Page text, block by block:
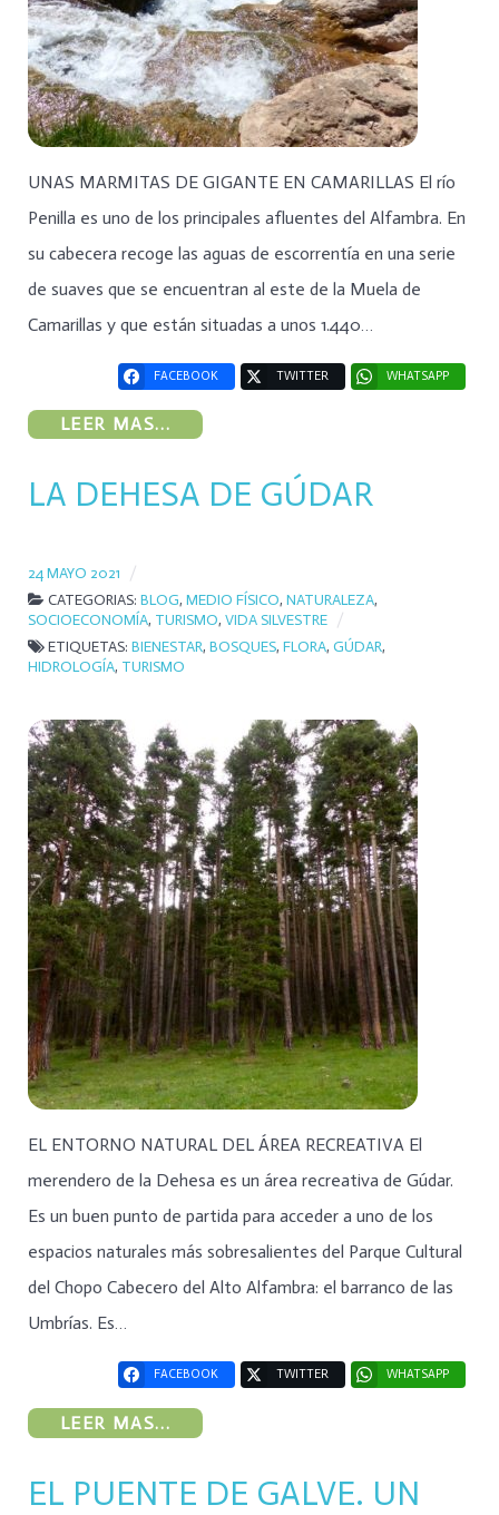
UNAS MARMITAS DE GIGANTE EN CAMARILLAS El río
Penilla es uno de los principales afluentes del Alfambra. En
su cabecera recoge las aguas de escorrentía en una serie
de suaves que se encuentran al este de la Muela de
Camarillas y que están situadas a unos 1.440…
FACEBOOK TWITTER WHATSAPP
LEER MAS...
LA DEHESA DE GÚDAR
24 MAYO 2021
CATEGORIAS: BLOG, MEDIO FÍSICO, NATURALEZA,
SOCIOECONOMÍA, TURISMO, VIDA SILVESTRE
ETIQUETAS: BIENESTAR, BOSQUES, FLORA, GÚDAR,
HIDROLOGÍA, TURISMO
EL ENTORNO NATURAL DEL ÁREA RECREATIVA El
merendero de la Dehesa es un área recreativa de Gúdar.
Es un buen punto de partida para acceder a uno de los
espacios naturales más sobresalientes del Parque Cultural
del Chopo Cabecero del Alto Alfambra: el barranco de las
Umbrías. Es…
FACEBOOK TWITTER WHATSAPP
LEER MAS...
EL PUENTE DE GALVE. UN